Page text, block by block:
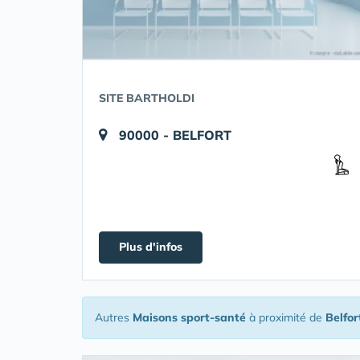
SITE BARTHOLDI
90000 - BELFORT
Plus d'infos
Autres Maisons sport-santé à proximité de